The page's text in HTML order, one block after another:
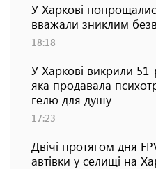
У Харкові
вважали зниклим
18:18
У Харкові викрили
яка продавала
гелю для душу
17:23
Двічі протягом дня
автівки у селищі на